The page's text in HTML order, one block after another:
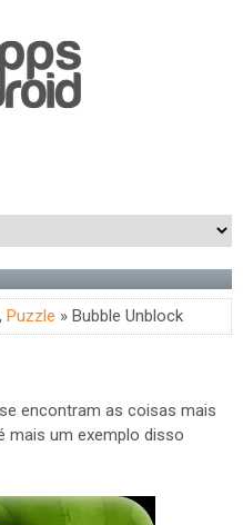
, Puzzle » Bubble Unblock
encontram as coisas mais
mais um exemplo disso